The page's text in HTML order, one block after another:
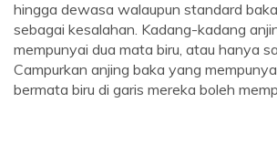
hingga dewasa walaupun standard
sebagai kesalahan. Kadang-kadang
mempunyai dua mata biru, atau hanya
Campurkan anjing baka yang
bermata biru di garis mereka boleh